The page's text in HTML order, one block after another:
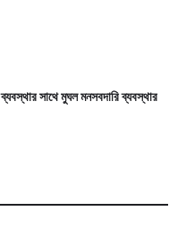
সাথে মুঘল মনসবদারি ব্যবস্থার